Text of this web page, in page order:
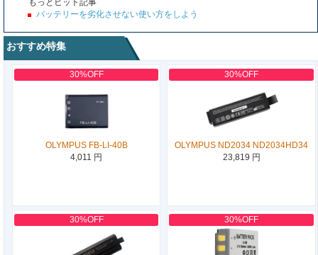
もっとヒット記事
バッテリーを劣化させない使い方をしよう
おすすめ特集
30%OFF
OLYMPUS FB-LI-40B
4,011 円
30%OFF
OLYMPUS ND2034 ND2034HD34
23,819 円
30%OFF 30%OFF